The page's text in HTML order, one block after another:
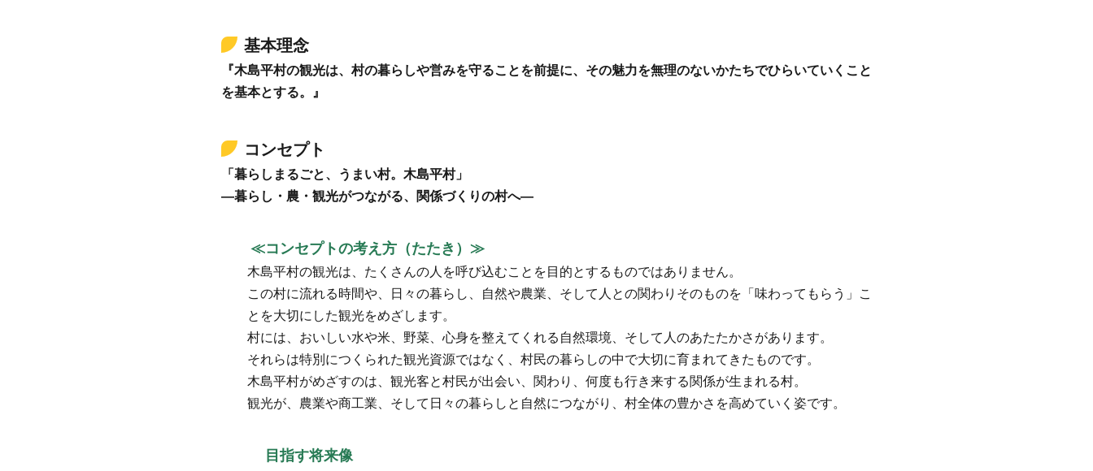
基本理念
『木島平村の観光は、村の暮らしや営みを守ることを前提に、その魅力を無理のないかたちでひらいていくこと
を基本とする。』
コンセプト
「暮らしまるごと、うまい村。木島平村」
―暮らし・農・観光がつながる、関係づくりの村へ―
≪コンセプトの考え方（たたき）≫
木島平村の観光は、たくさんの人を呼び込むことを目的とするものではありません。
この村に流れる時間や、日々の暮らし、自然や農業、そして人との関わりそのものを「味わってもらう」こ
とを大切にした観光をめざします。
村には、おいしい水や米、野菜、心身を整えてくれる自然環境、そして人のあたたかさがあります。
それらは特別につくられた観光資源ではなく、村民の暮らしの中で大切に育まれてきたものです。
木島平村がめざすのは、観光客と村民が出会い、関わり、何度も行き来する関係が生まれる村。
観光が、農業や商工業、そして日々の暮らしと自然につながり、村全体の豊かさを高めていく姿です。
目指す将来像